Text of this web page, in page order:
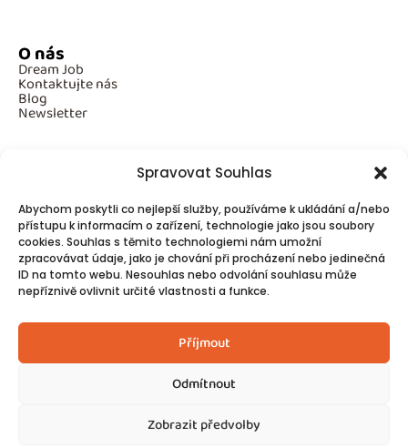
Spravovat Souhlas
Abychom poskytli co nejlepší služby, používáme k ukládání a/nebo
přístupu k informacím o zařízení, technologie jako jsou soubory
cookies. Souhlas s těmito technologiemi nám umožní
zpracovávat údaje, jako je chování při procházení nebo jedinečná
ID na tomto webu. Nesouhlas nebo odvolání souhlasu může
nepříznivě ovlivnit určité vlastnosti a funkce.
Příjmout
Odmítnout
Zobrazit předvolby
O nás
Dream Job
Kontaktujte nás
Blog
Newsletter
Povinné informace
GDPR
Cookies
Spojte se s námi!